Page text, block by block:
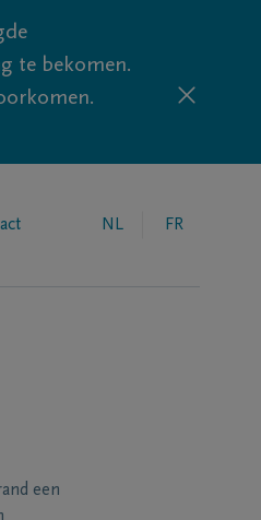
te bekomen.
NL FR
een